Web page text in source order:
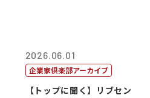
2026.06.01
企業家倶楽部アーカイブ
【トップに聞く】リブセン